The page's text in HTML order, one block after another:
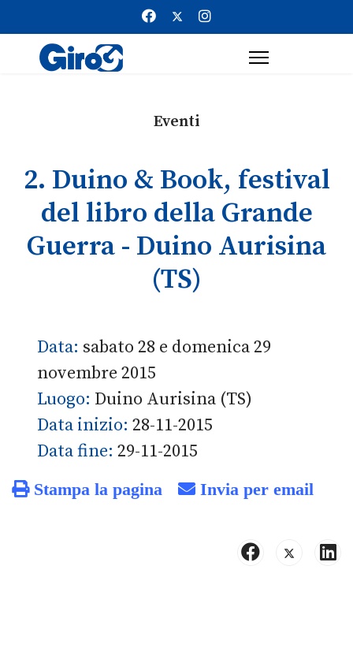
Eventi
2. Duino & Book, festival
del libro della Grande
Guerra - Duino Aurisina
(TS)
Data: sabato 28 e domenica 29
novembre 2015
Luogo: Duino Aurisina (TS)
Data inizio: 28-11-2015
Data fine: 29-11-2015
Stampa la pagina Invia per email